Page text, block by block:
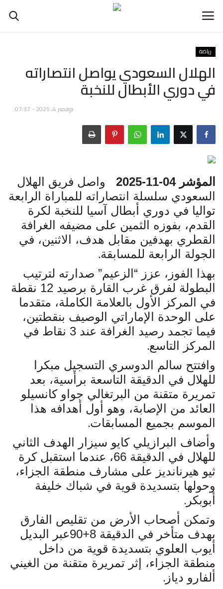
بودكاست
راديو
الرئيسية
الإقتصاد
السياسة
الشروط والأحكام
عن المؤشر
اخبار الشركات
الاخبار الدولية
الاخبار المحلية
رياضة
رياضة
الهلال السعودي يواصل انتصاراته
في دوري الأبطال للنخبة
نوفمبر 4, 2025 - 07:37
المؤشر 04-11-2025
واصل فريق الهلال
السعودي سلسلة انتصاراته للمباراة الرابعة
تواليا في دوري أبطال آسيا للنخبة لكرة
القدم، بفوزه الثمين على مضيفه الغرافة
القطري بهدفين مقابل هدف، الاثنين، في
الجولة الرابعة للمسابقة.
بهذا الفوز، عزز “الزعيم” صدارته لترتيب
البطولة لفرق غرب القارة برصيد 12 نقطة
في المركز الأول بالعلامة الكاملة، متقدما
على الوحدة الإماراتي الوصيف بنقطتين،
فيما تجمد رصيد الغرافة عند 3 نقاط في
المركز التاسع.
وافتتح سالم الدوسري التسجيل مبكرا
للهلال في الدقيقة التاسعة برأسية، بعد
تمريرة متقنة من البرتغالي جواو كانسيلو
العائد من الإصابة، وهو أول أهدافه هذا
الموسم بجميع المسابقات.
وأضاف البرازيلي كايو سيزار الهدف الثاني
للهلال في الدقيقة 66، عندما استقبل كرة
ثيو هيرنانديز على مشارف منطقة الجزاء،
وحولها بتسديدة قوية في شباك خليفة
أبوبكر .
وتمكن أصحاب الأرض من تقليص الفارق
بهدف متأخر في الدقيقة 8+90عبر البديل
أيوب العلوي بتسديدة قوية من داخل
منطقة الجزاء، إثر تمريرة متقنة من الغيني
ألفارو دياز .